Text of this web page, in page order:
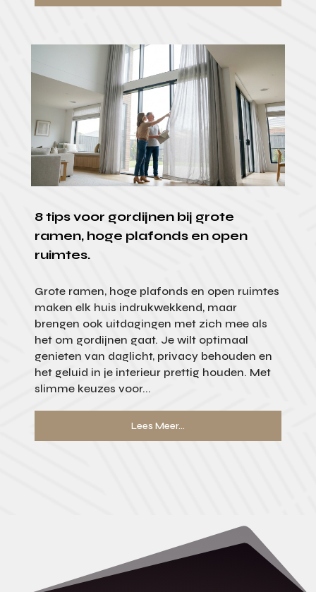
8 tips voor gordijnen bij grote
ramen, hoge plafonds en open
ruimtes.
Grote ramen, hoge plafonds en open ruimtes
maken elk huis indrukwekkend, maar
brengen ook uitdagingen met zich mee als
het om gordijnen gaat. Je wilt optimaal
genieten van daglicht, privacy behouden en
het geluid in je interieur prettig houden. Met
slimme keuzes voor...
Lees Meer...